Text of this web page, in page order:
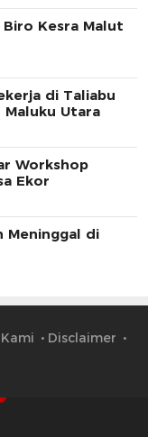
Biro Kesra Malut
di Taliabu
Maluku Utara
Workshop
Ekor
Meninggal di
Disclaimer